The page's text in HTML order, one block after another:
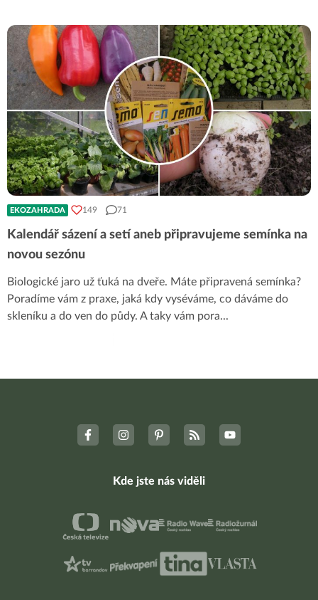
EKOZAHRADA 149 71
Kalendář sázení a setí aneb připravujeme semínka na
novou sezónu
Biologické jaro už ťuká na dveře. Máte připravená semínka?
Poradíme vám z praxe, jaká kdy vyséváme, co dáváme do
skleníku a do ven do půdy. A taky vám pora...
Kde jste nás viděli